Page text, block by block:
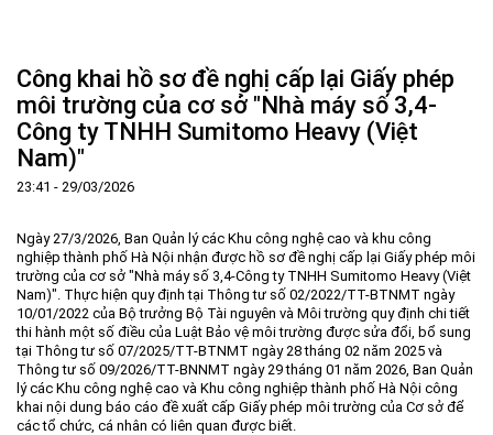
Lịch sử hình thành và phát triển
Tầm nhìn - Sứ mệnh
Lãnh đạo Ban Quản lý
Chức năng, nhiệm vụ
Tin tức - sự kiện
Ban Quản lý Khu
Chính sách mới
Hợp tác quốc tế
Đào tạo và Nghiên cứu
Cách mạng công nghiệp lần thứ 4
Quy hoạch
Quy hoạch tổng thể
Ưu thế
Cơ sở hạ tầng
Cơ chế ưu đãi đầu tư
Cơ chế Một cửa
Nguồn nhân lực
Hướng dẫn đầu tư
Trình tự, thủ tục đầu tư
Tiêu chí đầu tư
Lĩnh vực đầu tư
Quản lý và vận hành dự án đầu tư
Văn bản pháp luật ▼
Các thủ tục hành chính
Doanh nghiệp
Đất đai
Đầu tư
Thông báo ▼
Thông báo chung
Tuyển dụng
Công khai ngân sách
Dữ liệu mở
FAQs
Liên hệ - Liên kết ▼
Công khai hồ sơ đề nghị cấp lại Giấy phép
môi trường của cơ sở "Nhà máy số 3,4-
Công ty TNHH Sumitomo Heavy (Việt
Nam)"
23:41 - 29/03/2026
Ngày 27/3/2026, Ban Quản lý các Khu công nghệ cao và khu công
nghiệp thành phố Hà Nội nhận được hồ sơ đề nghị cấp lại Giấy phép môi
trường của cơ sở "Nhà máy số 3,4-Công ty TNHH Sumitomo Heavy (Việt
Nam)". Thực hiện quy định tại Thông tư số 02/2022/TT-BTNMT ngày
10/01/2022 của Bộ trưởng Bộ Tài nguyên và Môi trường quy định chi tiết
thi hành một số điều của Luật Bảo vệ môi trường được sửa đổi, bổ sung
tại Thông tư số 07/2025/TT-BTNMT ngày 28 tháng 02 năm 2025 và
Thông tư số 09/2026/TT-BNNMT ngày 29 tháng 01 năm 2026, Ban Quản
lý các Khu công nghệ cao và Khu công nghiệp thành phố Hà Nội công
khai nội dung báo cáo đề xuất cấp Giấy phép môi trường của Cơ sở để
các tổ chức, cá nhân có liên quan được biết.